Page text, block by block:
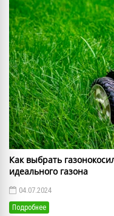
Как выбрать
идеального газона
04.07.2024
Подробнее